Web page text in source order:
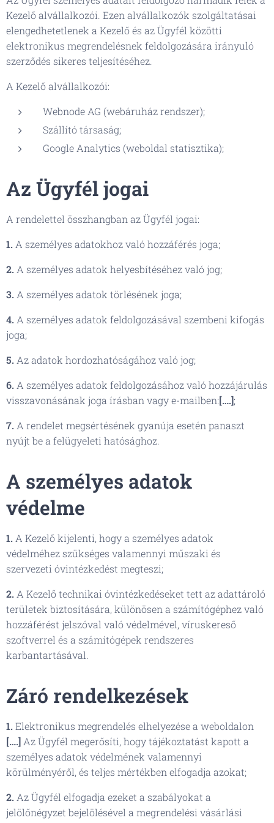
Kezelő alvállalkozói. Ezen alvállalkozók szolgáltatásai
elengedhetetlenek a Kezelő és az Ügyfél közötti
elektronikus megrendelésnek feldolgozására irányuló
szerződés sikeres teljesítéséhez.
A Kezelő alvállalkozói:
Webnode AG (webáruház rendszer);
Szállító társaság;
Google Analytics (weboldal statisztika);
Az Ügyfél jogai
A rendelettel összhangban az Ügyfél jogai:
1. A személyes adatokhoz való hozzáférés joga;
2. A személyes adatok helyesbítéséhez való jog;
3. A személyes adatok törlésének joga;
4. A személyes adatok feldolgozásával szembeni kifogás
joga;
5. Az adatok hordozhatóságához való jog;
6. A személyes adatok feldolgozásához való hozzájárulás
visszavonásának joga írásban vagy e-mailben:[….];
7. A rendelet megsértésének gyanúja esetén panaszt
nyújt be a felügyeleti hatósághoz.
A személyes adatok
védelme
1. A Kezelő kijelenti, hogy a személyes adatok
védelméhez szükséges valamennyi műszaki és
szervezeti óvintézkedést megteszi;
2. A Kezelő technikai óvintézkedéseket tett az adattároló
területek biztosítására, különösen a számítógéphez való
hozzáférést jelszóval való védelmével, víruskereső
szoftverrel és a számítógépek rendszeres
karbantartásával.
Záró rendelkezések
1.Elektronikus megrendelés elhelyezése a weboldalon
[….] Az Ügyfél megerősíti, hogy tájékoztatást kapott a
személyes adatok védelmének valamennyi
körülményéről, és teljes mértékben elfogadja azokat;
2. Az Ügyfél elfogadja ezeket a szabályokat a
jelölőnégyzet bejelölésével a megrendelési vásárlási